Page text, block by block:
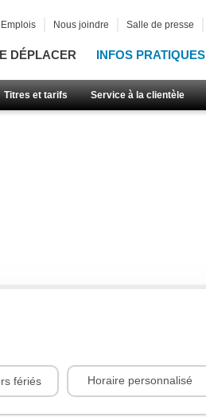
DÉPLACER INFOS PRATIQUES
Titres et tarifs Service à la clientèle
Emplois Nous joindre Salle de presse
fériés Horaire personnalisé